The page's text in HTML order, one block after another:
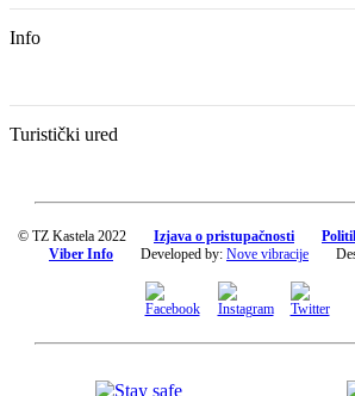
Info
Turistički ured
© TZ Kastela 2022 Izjava o pristupačnosti
Viber Info
Developed by: Nove vibracije